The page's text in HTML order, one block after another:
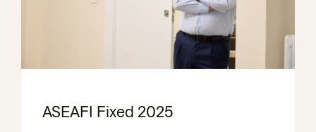
ASEAFI Fixed 2025